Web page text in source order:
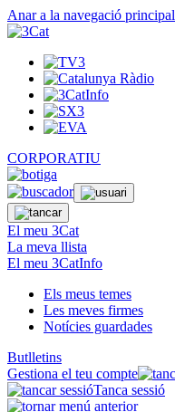
Anar a la navegació principal
CORPORATIU
El meu 3Cat
La meva llista
El meu 3CatInfo
Els meus temes
Les meves firmes
Notícies guardades
Butlletins
Gestiona el teu compte
Tanca sessió